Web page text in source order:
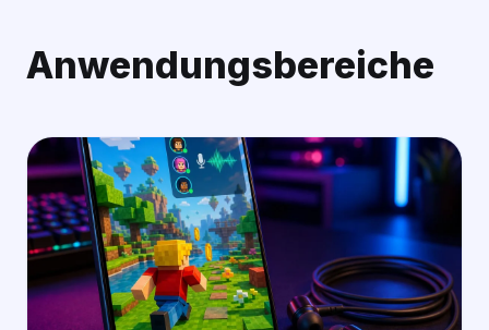
Anwendungsbereiche